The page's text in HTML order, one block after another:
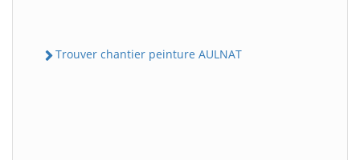
Trouver chantier peinture AULNAT